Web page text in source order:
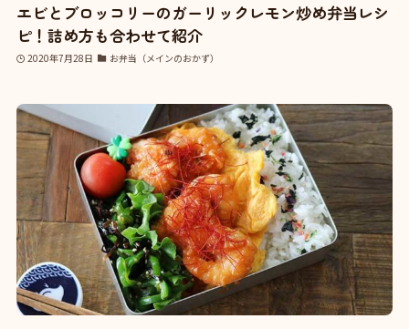
エビとブロッコリーのガーリックレモン炒め弁当レシ
ピ！詰め方も合わせて紹介
2020年7月28日 お弁当（メインのおかず）